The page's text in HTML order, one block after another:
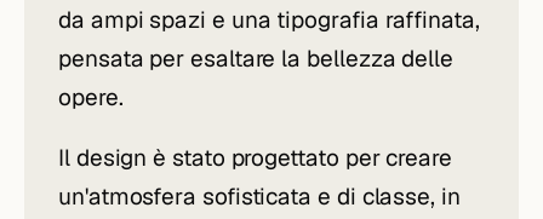
da ampi spazi e una tipografia raffinata,
pensata per esaltare la bellezza delle
opere.
Il design è stato progettato per creare
un'atmosfera sofisticata e di classe, in